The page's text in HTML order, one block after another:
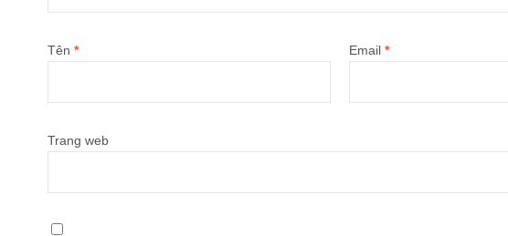
Tên * Email *
Trang web